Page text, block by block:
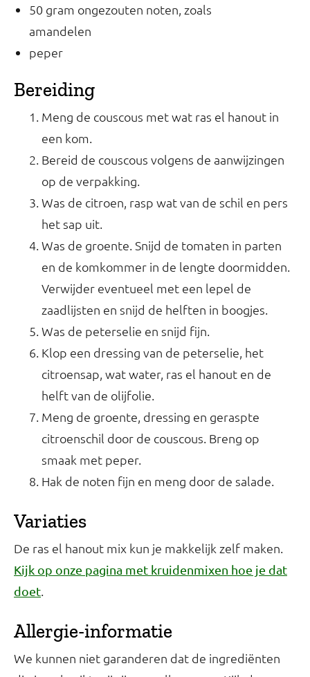
50 gram ongezouten noten, zoals
amandelen
peper
Bereiding
Meng de couscous met wat ras el hanout in
een kom.
Bereid de couscous volgens de aanwijzingen
op de verpakking.
Was de citroen, rasp wat van de schil en pers
het sap uit.
Was de groente. Snijd de tomaten in parten
en de komkommer in de lengte doormidden.
Verwijder eventueel met een lepel de
zaadlijsten en snijd de helften in boogjes.
Was de peterselie en snijd fijn.
Klop een dressing van de peterselie, het
citroensap, wat water, ras el hanout en de
helft van de olijfolie.
Meng de groente, dressing en geraspte
citroenschil door de couscous. Breng op
smaak met peper.
Hak de noten fijn en meng door de salade.
Variaties
De ras el hanout mix kun je makkelijk zelf maken.
Kijk op onze pagina met kruidenmixen hoe je dat
doet
Allergie-informatie
We kunnen niet garanderen dat de ingrediënten